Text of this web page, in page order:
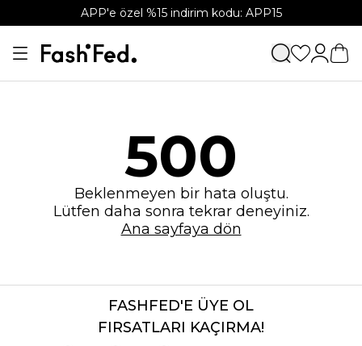
APP'e özel %15 indirim kodu: APP15
500
Beklenmeyen bir hata oluştu.
Lütfen daha sonra tekrar deneyiniz.
Ana sayfaya dön
FASHFED'E ÜYE OL
FIRSATLARI KAÇIRMA!